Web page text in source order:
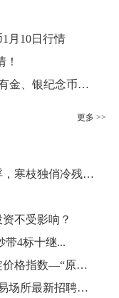
15套
张
张
套
3680.00元成交5刀
交200套
交100套
交2张
月10日行情
！
2023~2024年中国人民银行发行的所有金、银纪念币最新价格表
更多 >>
8月5日生肖钞行情（凡品沉沙魅影浮，寒枝独俏冷残秋...
不受影响？
带4标十继...
交易中心联合正式发布省内首个镁锭价格指数—“原生镁...
招聘首席数据官1名！广东省这家交易场所最新招聘信息